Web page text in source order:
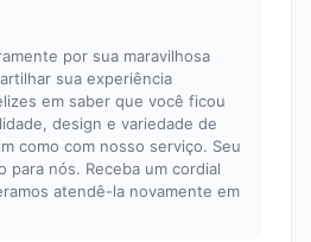
por sua maravilhosa
sua experiência
em saber que você ficou
design e variedade de
como com nosso serviço. Seu
para nós. Receba um cordial
atendê-la novamente em